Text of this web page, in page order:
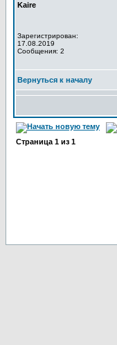
Kaire
Зарегистрирован:
17.08.2019
Сообщения: 2
Вернуться к началу
Страница 1 из 1